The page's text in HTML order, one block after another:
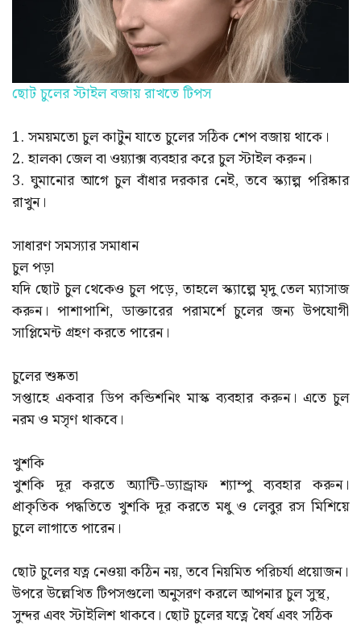
ছোট চুলের স্টাইল বজায় রাখতে টিপস
1. সময়মতো চুল কাটুন যাতে চুলের সঠিক শেপ বজায় থাকে।
2. হালকা জেল বা ওয়্যাক্স ব্যবহার করে চুল স্টাইল করুন।
3. ঘুমানোর আগে চুল বাঁধার দরকার নেই, তবে স্ক্যাল্প পরিষ্কার
রাখুন।
সাধারণ সমস্যার সমাধান
চুল পড়া
যদি ছোট চুল থেকেও চুল পড়ে, তাহলে স্ক্যাল্পে মৃদু তেল ম্যাসাজ
করুন। পাশাপাশি, ডাক্তারের পরামর্শে চুলের জন্য উপযোগী
সাপ্লিমেন্ট গ্রহণ করতে পারেন।
চুলের শুষ্কতা
সপ্তাহে একবার ডিপ কন্ডিশনিং মাস্ক ব্যবহার করুন। এতে চুল
নরম ও মসৃণ থাকবে।
খুশকি
খুশকি দূর করতে অ্যান্টি-ড্যান্ড্রাফ শ্যাম্পু ব্যবহার করুন।
প্রাকৃতিক পদ্ধতিতে খুশকি দূর করতে মধু ও লেবুর রস মিশিয়ে
চুলে লাগাতে পারেন।
ছোট চুলের যত্ন নেওয়া কঠিন নয়, তবে নিয়মিত পরিচর্যা প্রয়োজন।
উপরে উল্লেখিত টিপসগুলো অনুসরণ করলে আপনার চুল সুস্থ,
সুন্দর এবং স্টাইলিশ থাকবে। ছোট চুলের যত্নে ধৈর্য এবং সঠিক